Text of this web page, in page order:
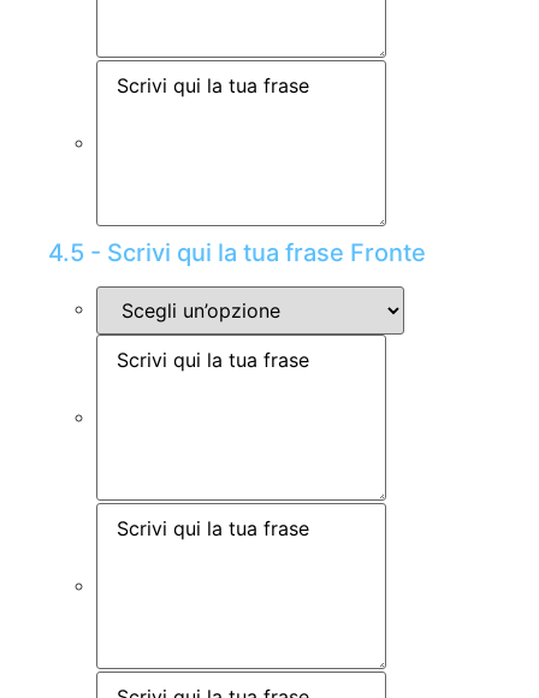
4.5 - Scrivi qui la tua frase Fronte